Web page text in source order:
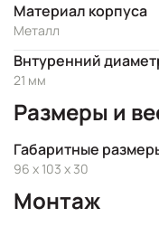
Материал корпуса
Металл
Внтуренний
21 мм
Размеры и
Габаритные
96 x 103 x 30
Монтаж